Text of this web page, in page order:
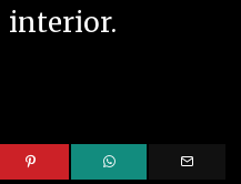
interior.